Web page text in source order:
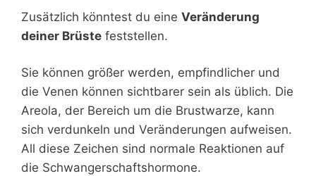
Zusätzlich könntest du eine Veränderung
deiner Brüste feststellen.
Sie können größer werden, empfindlicher und
die Venen können sichtbarer sein als üblich. Die
Areola, der Bereich um die Brustwarze, kann
sich verdunkeln und Veränderungen aufweisen.
All diese Zeichen sind normale Reaktionen auf
die Schwangerschaftshormone.